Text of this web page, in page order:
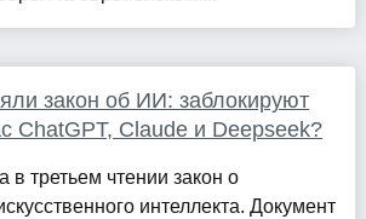
закон об ИИ: заблокируют
ChatGPT, Claude и Deepseek?
в третьем чтении закон о
интеллекта. Документ